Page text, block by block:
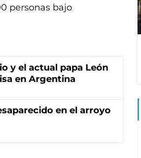
personas bajo
y el actual papa León
en Argentina
en el arroyo